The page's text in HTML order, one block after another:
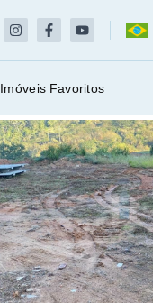
Imóveis Favoritos